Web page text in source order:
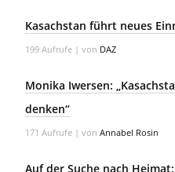
Kasachstan führt neues
199 Aufrufe | von DAZ
Monika Iwersen:
denken“
171 Aufrufe | von Annabel Rosin
Auf der Suche nach